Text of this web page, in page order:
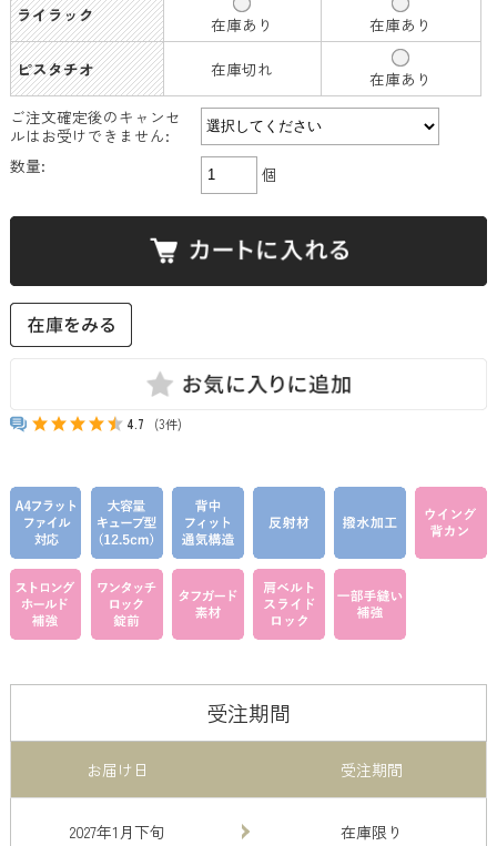
ライラック
在庫あり
在庫あり
ピスタチオ
在庫切れ
在庫あり
ご注文確定後のキャンセ
ルはお受けできません:
数量:
個
4.7 (3件)
受注期間
お届け日 受注期間
2027年1月下旬 在庫限り